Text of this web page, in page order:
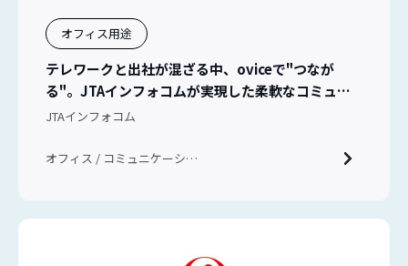
オフィス用途
テレワークと出社が混ざる中、oviceで"つなが
る"。JTAインフォコムが実現した柔軟なコミュニ
ケーション
JTAインフォコム
オフィス / コミュニケーショ